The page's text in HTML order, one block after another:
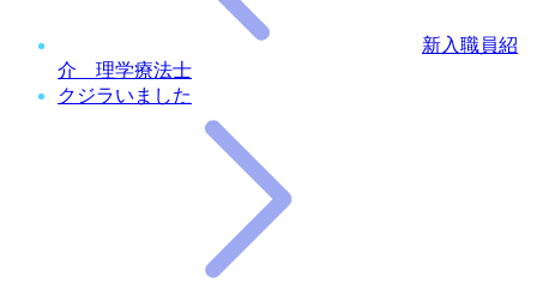
新入職員紹
介 理学療法士
クジラいました